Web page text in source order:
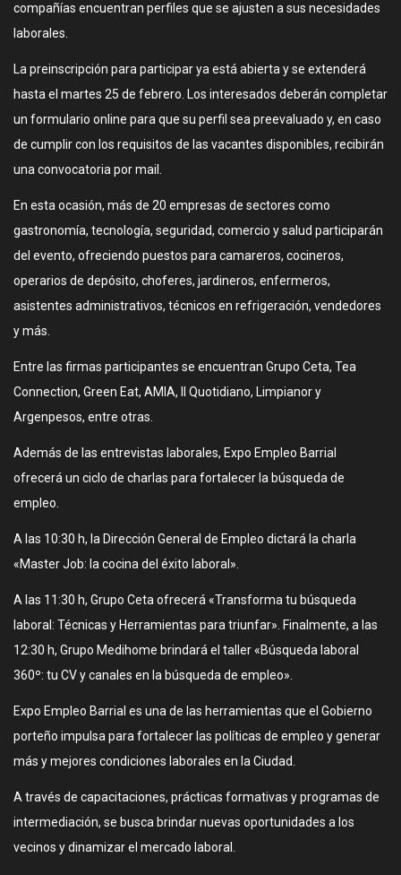
compañías encuentran perfiles que se ajusten a sus necesidades
laborales.
La preinscripción para participar ya está abierta y se extenderá
hasta el martes 25 de febrero. Los interesados deberán completar
un formulario online para que su perfil sea preevaluado y, en caso
de cumplir con los requisitos de las vacantes disponibles, recibirán
una convocatoria por mail.
En esta ocasión, más de 20 empresas de sectores como
gastronomía, tecnología, seguridad, comercio y salud participarán
del evento, ofreciendo puestos para camareros, cocineros,
operarios de depósito, choferes, jardineros, enfermeros,
asistentes administrativos, técnicos en refrigeración, vendedores
y más.
Entre las firmas participantes se encuentran Grupo Ceta, Tea
Connection, Green Eat, AMIA, Il Quotidiano, Limpianor y
Argenpesos, entre otras.
Además de las entrevistas laborales, Expo Empleo Barrial
ofrecerá un ciclo de charlas para fortalecer la búsqueda de
empleo.
A las 10:30 h, la Dirección General de Empleo dictará la charla
«Master Job: la cocina del éxito laboral».
A las 11:30 h, Grupo Ceta ofrecerá «Transforma tu búsqueda
laboral: Técnicas y Herramientas para triunfar». Finalmente, a las
12:30 h, Grupo Medihome brindará el taller «Búsqueda laboral
360º: tu CV y canales en la búsqueda de empleo».
Expo Empleo Barrial es una de las herramientas que el Gobierno
porteño impulsa para fortalecer las políticas de empleo y generar
más y mejores condiciones laborales en la Ciudad.
A través de capacitaciones, prácticas formativas y programas de
intermediación, se busca brindar nuevas oportunidades a los
vecinos y dinamizar el mercado laboral.